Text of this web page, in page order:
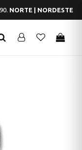
NORTE | NORDESTE